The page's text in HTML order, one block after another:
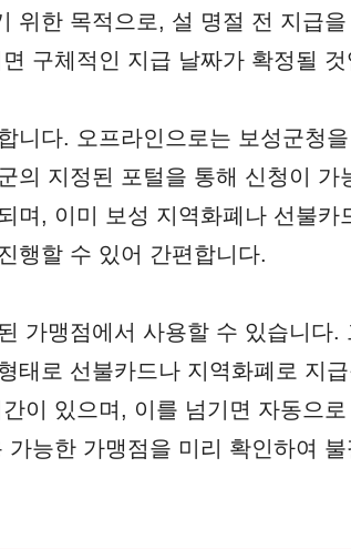
위한 목적으로, 설 명절 전 지급을
구체적인 지급 날짜가 확정될 것
니다. 오프라인으로는 보성군청
의 지정된 포털을 통해 신청이 가
며, 이미 보성 지역화폐나 선불카
행할 수 있어 간편합니다.
가맹점에서 사용할 수 있습니다.
태로 선불카드나 지역화폐로 지
이 있으며, 이를 넘기면 자동으로
능한 가맹점을 미리 확인하여